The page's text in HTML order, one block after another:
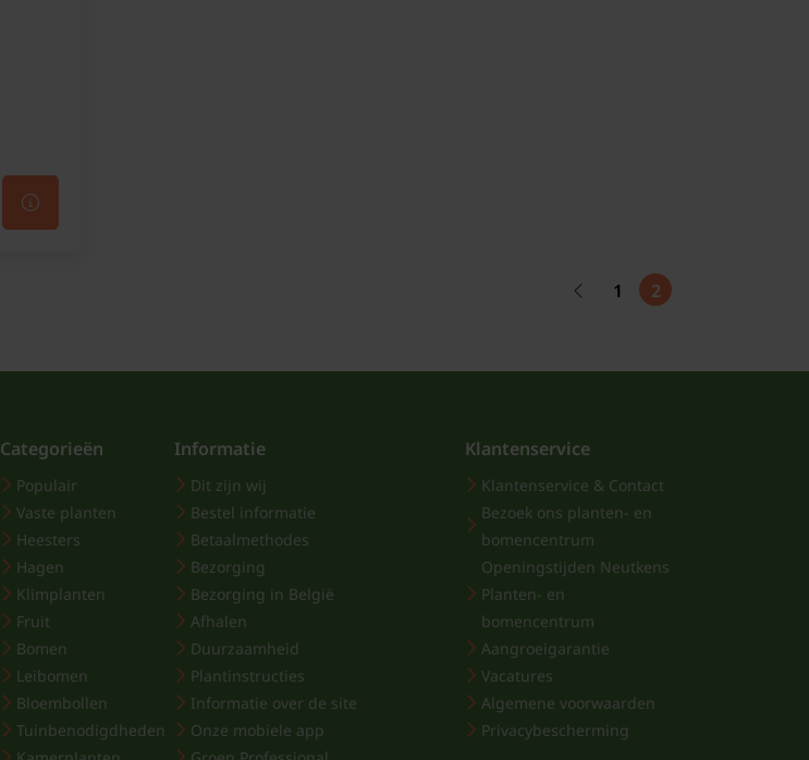
1 2
Categorieën
Populair
Vaste planten
Heesters
Hagen
Klimplanten
Fruit
Bomen
Leibomen
Bloembollen
Tuinbenodigdheden
Informatie
Dit zijn wij
Bestel informatie
Betaalmethodes
Bezorging
Bezorging in België
Afhalen
Duurzaamheid
Plantinstructies
Informatie over de site
Onze mobiele app
Klantenservice
Klantenservice & Contact
Bezoek ons planten- en
bomencentrum
Openingstijden Neutkens
Planten- en
bomencentrum
Aangroeigarantie
Vacatures
Algemene voorwaarden
Privacybescherming